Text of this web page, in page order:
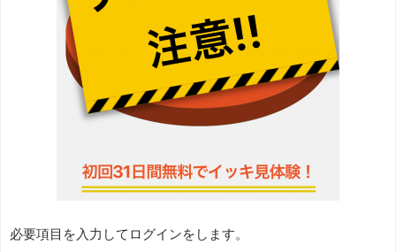
必要項目を入力してログインをします。